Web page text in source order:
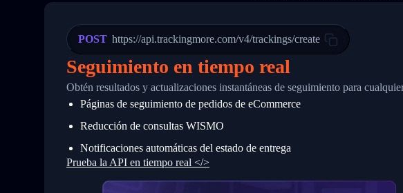
24
25
26
27
28
29
31
32
34
"Details": "Departed Facility in HONG KONG-
          },
          {
            "Date": "2017-03-06 15:28:00",
            "StatusDescription": "Shipment picked up",
            "Details": "BEIJING-CHINA,PEOPLES REPUBLIC"
          }
      }
    ]
}
POST https://api.trackingmore.com/v4/trackings/create
Seguimiento en tiempo real
Obtén resultados y actualizaciones instantáneas de seguimiento para
Páginas de seguimiento de pedidos de eCommerce
Reducción de consultas WISMO
Notificaciones automáticas del estado de entrega
Prueba la API en tiempo real </>